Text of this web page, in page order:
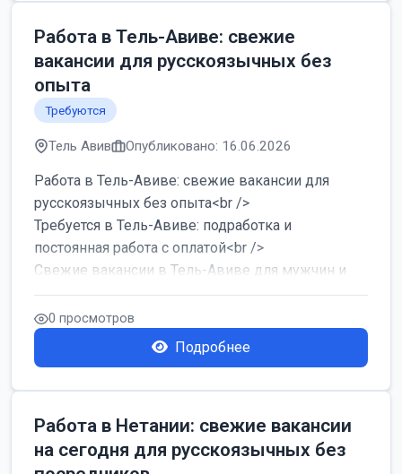
Работа в Тель-Авиве: свежие
вакансии для русскоязычных без
опыта
Требуются
Тель Авив Опубликовано: 16.06.2026
Работа в Тель-Авиве: свежие вакансии для
русскоязычных без опыта<br />
Требуется в Тель-Авиве: подработка и
постоянная работа с оплатой<br />
Свежие вакансии в Тель-Авиве для мужчин и
женщин от хозя...
0 просмотров
Подробнее
Работа в Нетании: свежие вакансии
на сегодня для русскоязычных без